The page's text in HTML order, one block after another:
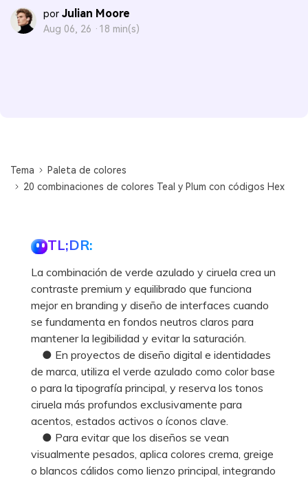
por Julian Moore
Aug 06, 26 · 18 min(s)
Tema
Paleta de colores
20 combinaciones de colores Teal y Plum con códigos Hex
TL;DR:
La combinación de verde azulado y ciruela crea un
contraste premium y equilibrado que funciona
mejor en branding y diseño de interfaces cuando
se fundamenta en fondos neutros claros para
mantener la legibilidad y evitar la saturación.
● En proyectos de diseño digital e identidades
de marca, utiliza el verde azulado como color base
o para la tipografía principal, y reserva los tonos
ciruela más profundos exclusivamente para
acentos, estados activos o íconos clave.
● Para evitar que los diseños se vean
visualmente pesados, aplica colores crema, greige
o blancos cálidos como lienzo principal, integrando